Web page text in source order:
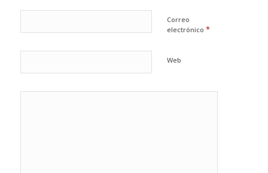
Correo
electrónico *
Web